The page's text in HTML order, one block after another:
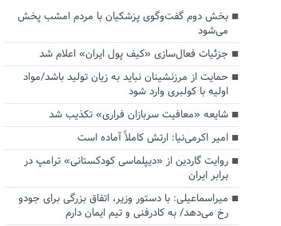
بخش دوم گفت‌وگوی پزشکیان با مردم امشب پخش
می‌شود
جزئیات فعال‌سازی «کیف پول ایران» اعلام شد
حمایت از مرزنشینان نباید به زیان تولید باشد/مواد
اولیه با کولبری وارد شود
شایعه «معافیت سربازان فراری» تکذیب شد
امیر اکرمی‌نیا: ارتش کاملاً آماده است
روایت گاردین از «دیپلماسی کودکستانی» ترامپ در
برابر ایران
میراسماعیلی: با دستور وزیر، اتفاق بزرگی برای جودو
رخ می‌دهد/ به کادرفنی و تیم ایمان دارم